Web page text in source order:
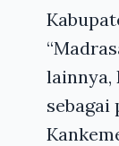
lainnya,
sebagai